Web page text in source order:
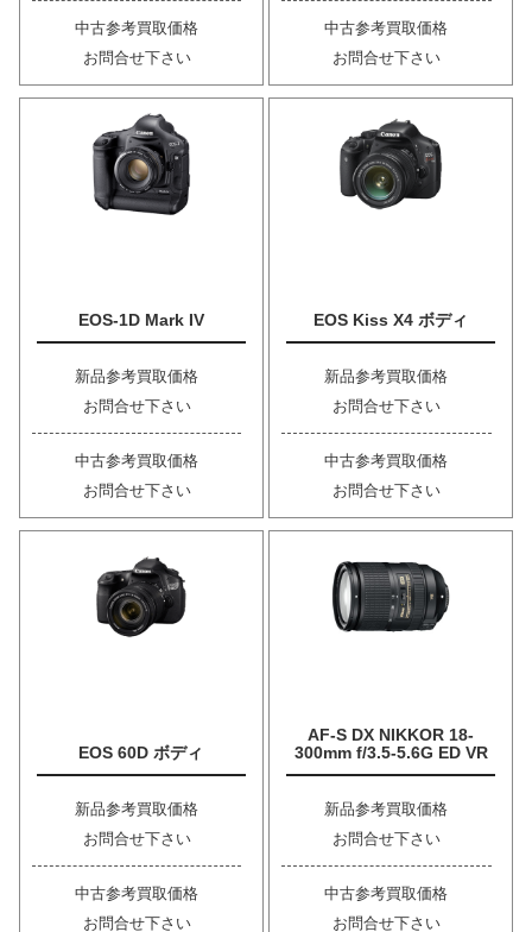
中古参考買取価格
お問合せ下さい
中古参考買取価格
お問合せ下さい
EOS-1D Mark IV
新品参考買取価格
お問合せ下さい
中古参考買取価格
お問合せ下さい
EOS Kiss X4 ボディ
新品参考買取価格
お問合せ下さい
中古参考買取価格
お問合せ下さい
EOS 60D ボディ
新品参考買取価格
お問合せ下さい
中古参考買取価格
お問合せ下さい
AF-S DX NIKKOR 18-
300mm f/3.5-5.6G ED VR
新品参考買取価格
お問合せ下さい
中古参考買取価格
お問合せ下さい